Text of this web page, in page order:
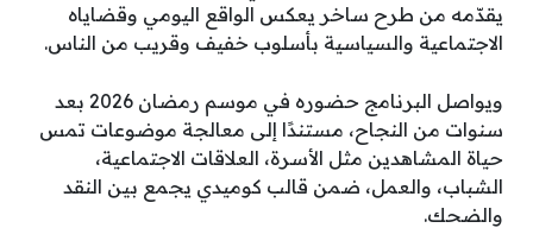
يقدّمه من طرح ساخر يعكس الواقع اليومي وقضاياه
الاجتماعية والسياسية بأسلوب خفيف وقريب من الناس.
ويواصل البرنامج حضوره في موسم رمضان 2026 بعد
سنوات من النجاح، مستندًا إلى معالجة موضوعات تمس
حياة المشاهدين مثل الأسرة، العلاقات الاجتماعية،
الشباب، والعمل، ضمن قالب كوميدي يجمع بين النقد
والضحك.